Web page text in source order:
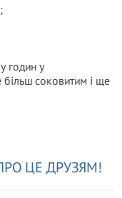
годин у
більш соковитим і ще
ЦЕ ДРУЗЯМ!